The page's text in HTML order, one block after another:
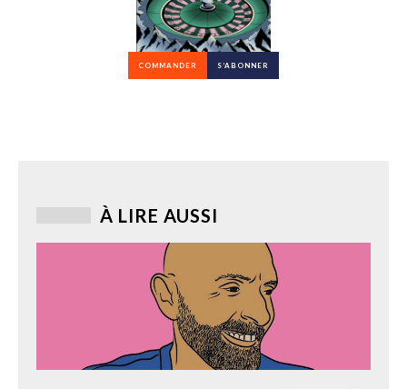
COMMANDER S’ABONNER
À LIRE AUSSI